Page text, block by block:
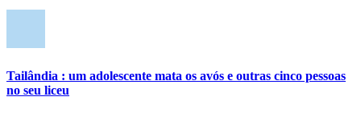
Tailândia : um adolescente mata os avós e outras cinco pessoas
no seu liceu